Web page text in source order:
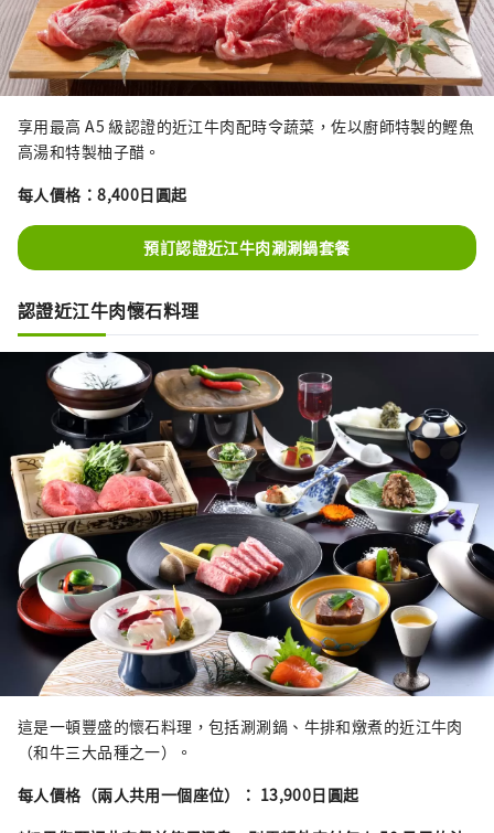
享用最高 A5 級認證的近江牛肉配時令蔬菜，佐以廚師特製的鰹魚
高湯和特製柚子醋。
每人價格：8,400日圓起
預訂認證近江牛肉涮涮鍋套餐
認證近江牛肉懷石料理
這是一頓豐盛的懷石料理，包括涮涮鍋、牛排和燉煮的近江牛肉
（和牛三大品種之一）。
每人價格（兩人共用一個座位）： 13,900日圓起